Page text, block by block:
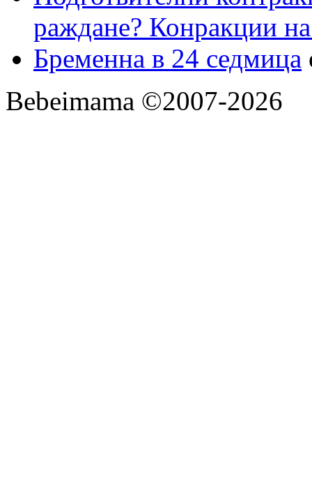
раждане? Конракции
Бременна в 24 седмица
Bebeimama ©2007-2026